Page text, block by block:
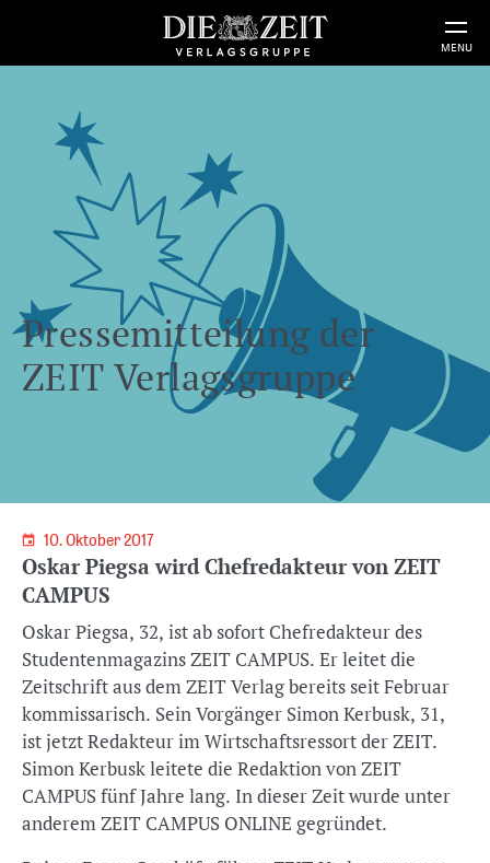
MENU
Pressemitteilung der
ZEIT Verlagsgruppe
10. Oktober 2017
Oskar Piegsa wird Chefredakteur von ZEIT
CAMPUS
Oskar Piegsa, 32, ist ab sofort Chefredakteur des
Studentenmagazins ZEIT CAMPUS. Er leitet die
Zeitschrift aus dem ZEIT Verlag bereits seit Februar
kommissarisch. Sein Vorgänger Simon Kerbusk, 31,
ist jetzt Redakteur im Wirtschaftsressort der ZEIT.
Simon Kerbusk leitete die Redaktion von ZEIT
CAMPUS fünf Jahre lang. In dieser Zeit wurde unter
anderem ZEIT CAMPUS ONLINE gegründet.